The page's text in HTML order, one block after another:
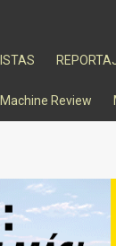
Machine Review